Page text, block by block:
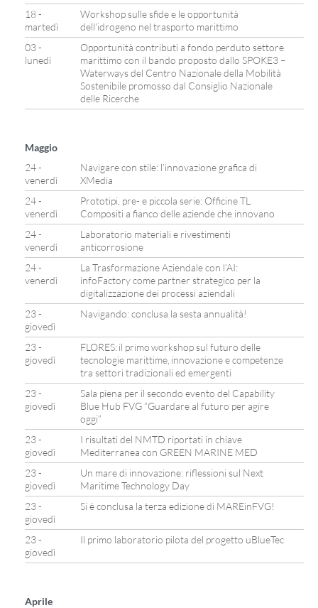
18 -
martedì
Workshop sulle sfide e le opportunità
dell’idrogeno nel trasporto marittimo
03 -
lunedì
Opportunità contributi a fondo perduto settore
marittimo con il bando proposto dallo SPOKE3 –
Waterways del Centro Nazionale della Mobilità
Sostenibile promosso dal Consiglio Nazionale
delle Ricerche
Maggio
24 -
venerdì
Navigare con stile: l’innovazione grafica di
XMedia
24 -
venerdì
Prototipi, pre- e piccola serie: Officine TL
Compositi a fianco delle aziende che innovano
24 -
venerdì
Laboratorio materiali e rivestimenti
anticorrosione
24 -
venerdì
La Trasformazione Aziendale con l’AI:
infoFactory come partner strategico per la
digitalizzazione dei processi aziendali
23 -
giovedì
Navigando: conclusa la sesta annualità!
23 -
giovedì
FLORES: il primo workshop sul futuro delle
tecnologie marittime, innovazione e competenze
tra settori tradizionali ed emergenti
23 -
giovedì
Sala piena per il secondo evento del Capability
Blue Hub FVG “Guardare al futuro per agire
oggi”
23 -
giovedì
I risultati del NMTD riportati in chiave
Mediterranea con GREEN MARINE MED
23 -
giovedì
Un mare di innovazione: riflessioni sul Next
Maritime Technology Day
23 -
giovedì
Si è conclusa la terza edizione di MAREinFVG!
23 -
giovedì
Il primo laboratorio pilota del progetto uBlueTec
Aprile